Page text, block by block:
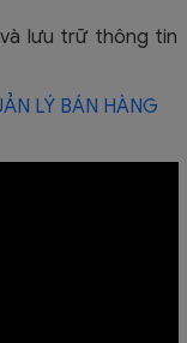
lưu trữ thông tin
LÝ BÁN HÀNG